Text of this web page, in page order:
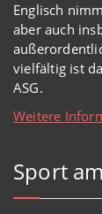
Englisch
aber auch
vielfältig ist
ASG.
Weitere
Sport